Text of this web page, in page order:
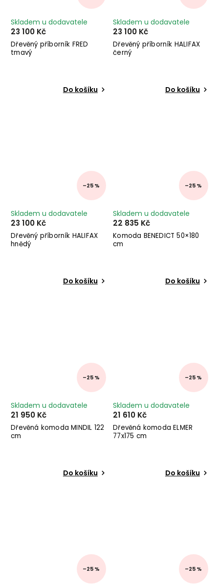
Dřevěný příborník FRED
tmavý
Skladem u dodavatele
23 100 Kč
Do košíku
Dřevěný příborník HALIFAX
černý
Skladem u dodavatele
23 100 Kč
Do košíku
–25 %
Dřevěný příborník HALIFAX
hnědý
Skladem u dodavatele
23 100 Kč
Do košíku
–25 %
Komoda BENEDICT 50×180
cm
Skladem u dodavatele
22 835 Kč
Do košíku
–25 %
Dřevěná komoda MINDIL 122
cm
Skladem u dodavatele
21 950 Kč
Do košíku
–25 %
Dřevěná komoda ELMER
77x175 cm
Skladem u dodavatele
21 610 Kč
Do košíku
–25 % –25 %